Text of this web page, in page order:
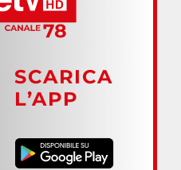
SCARICA
L’APP